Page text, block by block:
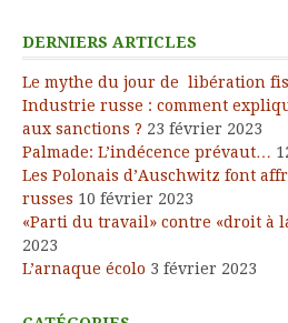
DERNIERS ARTICLES
Le mythe du jour de libération
Industrie russe : comment
aux sanctions ? 23 février 2023
Palmade: L’indécence prévaut…
Les Polonais d’Auschwitz font
russes 10 février 2023
«Parti du travail» contre «droit à
2023
L’arnaque écolo 3 février 2023